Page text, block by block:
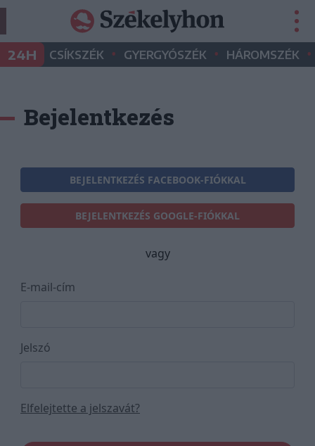
24H CSÍKSZÉK • GYERGYÓSZÉK • HÁROMSZÉK •
Bejelentkezés
BEJELENTKEZÉS FACEBOOK-FIÓKKAL
BEJELENTKEZÉS GOOGLE-FIÓKKAL
vagy
E-mail-cím
Jelszó
Elfelejtette a jelszavát?